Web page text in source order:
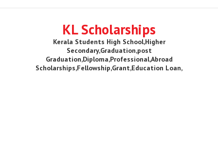
KL Scholarships
Kerala Students High School,Higher
Secondary,Graduation,post
Graduation,Diploma,Professional,Abroad
Scholarships,Fellowship,Grant,Education Loan,